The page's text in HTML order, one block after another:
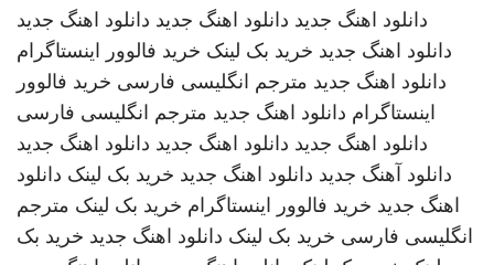
دانلود اهنگ جدید دانلود اهنگ جدید دانلود اهنگ جدید
دانلود اهنگ جدید خرید بک لینک خرید فالوور اینستاگرام
دانلود اهنگ جدید مترجم انگلیسی فارسی خرید فالوور
اینستاگرام دانلود اهنگ جدید مترجم انگلیسی فارسی
دانلود اهنگ جدید دانلود اهنگ جدید دانلود اهنگ جدید
دانلود آهنگ جدید دانلود اهنگ جدید خرید بک لینک دانلود
اهنگ جدید خرید فالوور اینستاگرام خرید بک لینک مترجم
انگلیسی فارسی خرید بک لینک دانلود اهنگ جدید خرید بک